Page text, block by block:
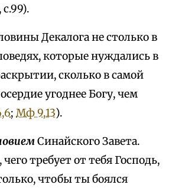
с.99).
Декалога не столько в
которые нуждались в
сколько в самой
угоднее Богу, чем
; Мф 9,13).
Синайского Завета.
требует от тебя Господь,
чтобы ты боялся